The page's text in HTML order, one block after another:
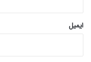
ایمیل